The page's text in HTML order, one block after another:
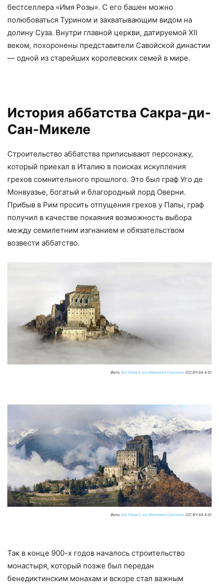
бестселлера «Имя Розы». С его башен можно
полюбоваться Турином и захватывающим видом на
долину Суза. Внутри главной церкви, датируемой XII
веком, похоронены представители Савойской династии
— одной из старейших королевских семей в мире.
История аббатства Сакра-ди-
Сан-Микеле
Строительство аббатства приписывают персонажу,
который приехал в Италию в поисках искупления
грехов сомнительного прошлого. Это был граф Уго де
Монвуазье, богатый и благородный лорд Оверни.
Прибыв в Рим просить отпущения грехов у Папы, граф
получил в качестве покаяния возможность выбора
между семилетним изгнанием и обязательством
возвести аббатство.
Фото: Elio Pallard, via Wikimedia Commons (CC BY-SA 4.0)
Фото: Elio Pallard, via Wikimedia Commons (CC BY-SA 4.0)
Так в конце 900-х годов началось строительство
монастыря, который позже был передан
бенедиктинским монахам и вскоре стал важным